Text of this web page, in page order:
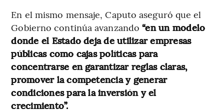
En el mismo mensaje, Caputo aseguró que el
Gobierno continúa avanzando“en un modelo
donde el Estado deja de utilizar empresas
públicas como cajas políticas para
concentrarse en garantizar reglas claras,
promover la competencia y generar
condiciones para la inversión y el
crecimiento”.